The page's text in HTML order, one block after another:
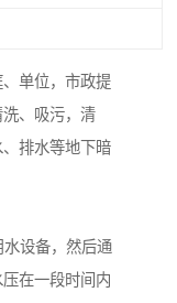
单位，市政提
、吸污，清
排水等地下暗
设备，然后通
在一段时间内